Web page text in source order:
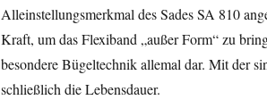
Alleinstellungsmerkmal des Sades SA 810
Kraft, um das Flexiband „außer Form“ zu
besondere Bügeltechnik allemal dar. Mit der
schließlich die Lebensdauer.